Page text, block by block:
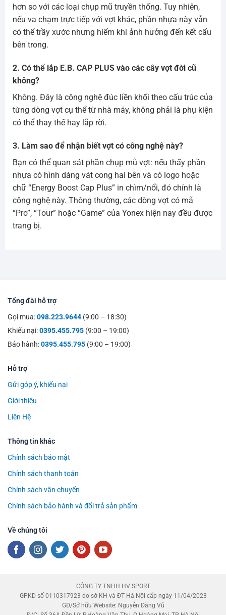
hơn so với các loại chụp mũ truyền thống. Tuy nhiên,
nếu va chạm trực tiếp với vợt khác, phần nhựa này vẫn
có thể trầy xước nhưng hiếm khi ảnh hưởng đến kết cấu
bên trong.
2. Có thể lắp E.B. CAP PLUS vào các cây vợt đời cũ
không?
Không. Đây là công nghệ đúc liền khối theo cấu trúc của
từng dòng vợt cụ thể từ nhà máy, không phải là phụ kiện
có thể thay thế hay lắp rời.
3. Làm sao để nhận biết vợt có công nghệ này?
Bạn có thể quan sát phần chụp mũ vợt: nếu thấy phần
nhựa có hình dáng vát cong hai bên và có logo hoặc
chữ “Energy Boost Cap Plus” in chìm/nổi, đó chính là
công nghệ này. Thông thường, các dòng vợt có mã
“Pro”, “Tour” hoặc “Game” của Yonex hiện nay đều được
trang bị.
Tổng đài hỗ trợ
Gọi mua:098.223.9644 (9:00 – 18:30)
Khiếu nại:0395.455.795 (9:00 – 19:00)
Bảo hành:0395.455.795 (9:00 – 19:00)
Hỗ trợ
Gửi góp ý, khiếu nại
Giới thiệu
Liên Hệ
Thông tin khác
Chính sách bảo mật
Chính sách thanh toán
Chính sách vận chuyển
Chính sách bảo hành và đổi trả sản phẩm
Về chúng tôi
CÔNG TY TNHH HV SPORT
GPKD số 0110317923 do sở KH và ĐT Hà Nội cấp ngày 11/04/2023
GĐ/Sở hữu Website: Nguyễn Đăng Vũ